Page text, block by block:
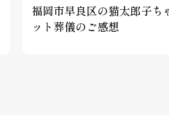
福岡市早良区の猫太郎子ち
ット葬儀のご感想